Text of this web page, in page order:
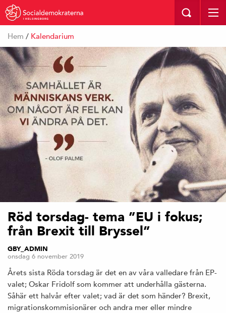
I HELSINGBORG
Hem / Kalendarium
Röd torsdag- tema ”EU i fokus;
från Brexit till Bryssel”
GBY_ADMIN
onsdag 6 november 2019
Årets sista Röda torsdag är det en av våra valledare från EP-
valet; Oskar Fridolf som kommer att underhålla gästerna.
Såhär ett halvår efter valet; vad är det som händer? Brexit,
migrationskommisionärer och andra mer eller mindre